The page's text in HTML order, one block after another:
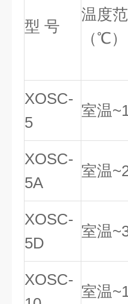
型 号
温度
（℃）
XOSC-
5
室温
XOSC-
5A
室温
XOSC-
5D
室温
XOSC-
室温